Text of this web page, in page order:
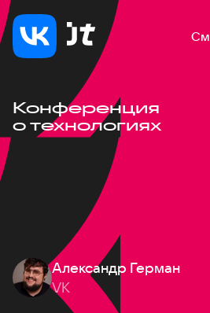
Конференция
о технологиях
Александр Герман
VK